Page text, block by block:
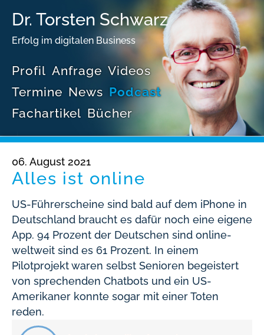
Dr. Torsten Schwarz
Erfolg im digitalen Business
Profil Anfrage Videos
Termine News Podcast
Fachartikel Bücher
06. August 2021
Alles ist online
US-Führerscheine sind bald auf dem iPhone in
Deutschland braucht es dafür noch eine eigene
App. 94 Prozent der Deutschen sind online-
weltweit sind es 61 Prozent. In einem
Pilotprojekt waren selbst Senioren begeistert
von sprechenden Chatbots und ein US-
Amerikaner konnte sogar mit einer Toten
reden.